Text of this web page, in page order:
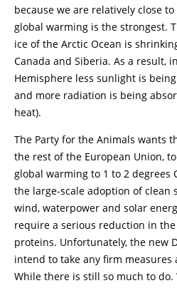
because we are relatively close
global warming is the strongest.
ice of the Arctic Ocean is
Canada and Siberia. As a result,
Hemisphere less sunlight is
and more radiation is being
heat).
The Party for the Animals wants
the rest of the European Union,
global warming to 1 to 2 degrees
the large-scale adoption of clean
wind, waterpower and solar
require a serious reduction in
proteins. Unfortunately, the new
intend to take any firm measures
While there is still so much to do.